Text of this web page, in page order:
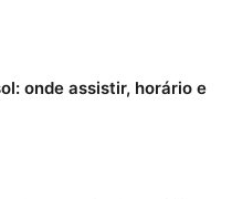
onde assistir, horário e